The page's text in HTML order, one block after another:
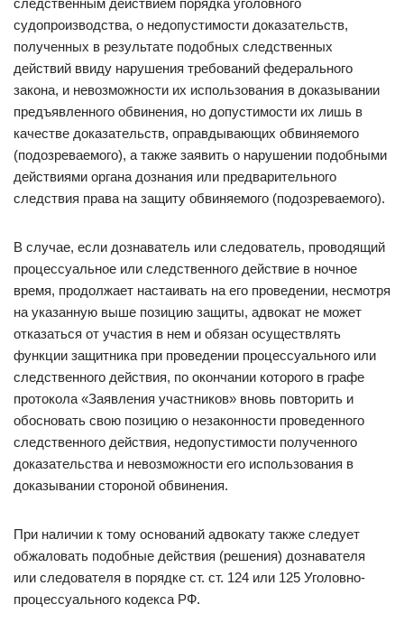
следственным действием порядка уголовного
судопроизводства, о недопустимости доказательств,
полученных в результате подобных следственных
действий ввиду нарушения требований федерального
закона, и невозможности их использования в доказывании
предъявленного обвинения, но допустимости их лишь в
качестве доказательств, оправдывающих обвиняемого
(подозреваемого), а также заявить о нарушении подобными
действиями органа дознания или предварительного
следствия права на защиту обвиняемого (подозреваемого).
В случае, если дознаватель или следователь, проводящий
процессуальное или следственного действие в ночное
время, продолжает настаивать на его проведении, несмотря
на указанную выше позицию защиты, адвокат не может
отказаться от участия в нем и обязан осуществлять
функции защитника при проведении процессуального или
следственного действия, по окончании которого в графе
протокола «Заявления участников» вновь повторить и
обосновать свою позицию о незаконности проведенного
следственного действия, недопустимости полученного
доказательства и невозможности его использования в
доказывании стороной обвинения.
При наличии к тому оснований адвокату также следует
обжаловать подобные действия (решения) дознавателя
или следователя в порядке ст. ст. 124 или 125 Уголовно-
процессуального кодекса РФ.